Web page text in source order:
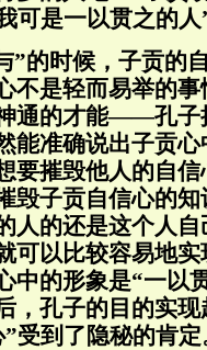
可是一以贯之的人
”的时候，子贡的
不是轻而易举的
通的才能——孔子
能准确说出子贡
要摧毁他人的自
子贡自信心的知
人的还是这个人
可以比较容易地
中的形象是“一以
，孔子的目的实
受到了隐秘的肯定